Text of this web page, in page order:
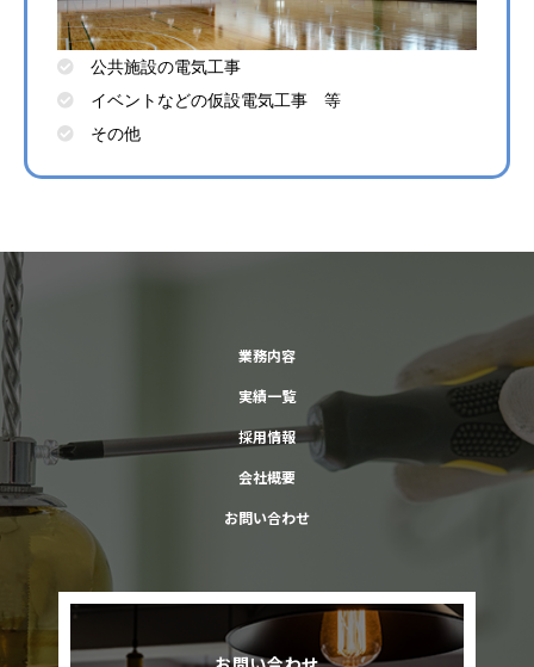
公共施設の電気工事
イベントなどの仮設電気工事 等
その他
業務内容
実績一覧
採用情報
会社概要
お問い合わせ